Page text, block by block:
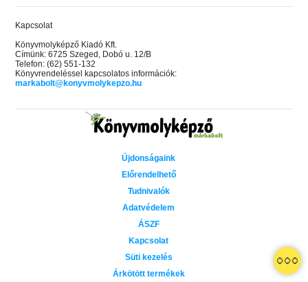
Grace and Glory - Kegyelem és
dicsőség (Az Előhírnök-trilógia
Különleges éldekorált kiadás!
Bad Girl Reputation
lány (Avalon Bay 2.)
Elle Kennedy
Kapcsolat
Könyvmolyképző Kiadó Kft.
Címünk: 6725 Szeged, Dobó u. 12/B
Telefon: (62) 551-132
Könyvrendeléssel kapcsolatos információk:
markabolt@konyvmolykepzo.hu
Újdonságaink
Előrendelhető
Tudnivalók
Adatvédelem
ÁSZF
Kapcsolat
Süti kezelés
Árkötött termékek